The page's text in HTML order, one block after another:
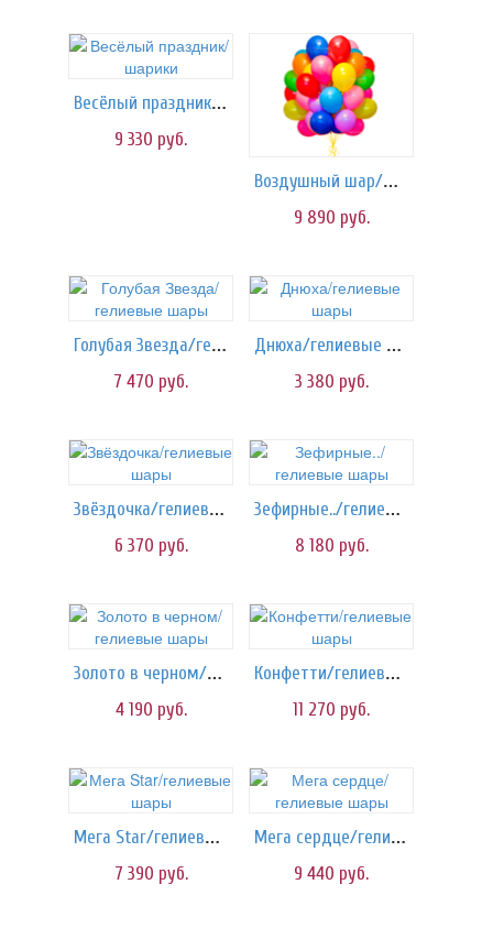
Весёлый праздник/шарики
9 330 руб.
Воздушный шар/шарики
9 890 руб.
Голубая Звезда/гелиевые шары
7 470 руб.
Днюха/гелиевые шары
3 380 руб.
Звёздочка/гелиевые шары
6 370 руб.
Зефирные../гелиевые шары
8 180 руб.
Золото в черном/гелиевые шары
4 190 руб.
Конфетти/гелиевые шары
11 270 руб.
Мега Star/гелиевые шары
7 390 руб.
Мега сердце/гелиевые шары
9 440 руб.